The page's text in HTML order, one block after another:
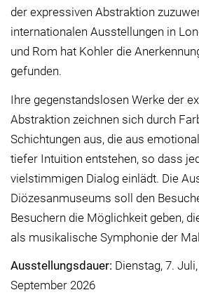
der expressiven Abstraktion
internationalen Ausstellungen in
und Rom hat Kohler die
gefunden.
Ihre gegenstandslosen Werke der
Abstraktion zeichnen sich durch
Schichtungen aus, die aus
tiefer Intuition entstehen, so dass
vielstimmigen Dialog einlädt. Die
Diözesanmuseums soll den
Besuchern die Möglichkeit geben,
als musikalische Symphonie der
Ausstellungsdauer: Dienstag, 7.
September 2026